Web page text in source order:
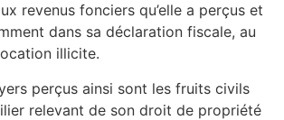
revenus fonciers qu’elle a perçus et
dans sa déclaration fiscale, au
illicite.
perçus ainsi sont les fruits civils
relevant de son droit de propriété